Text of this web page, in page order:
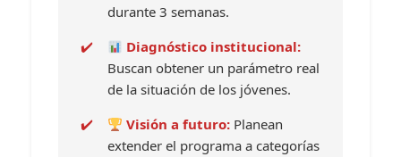
durante 3 semanas.
Diagnóstico institucional:
Buscan obtener un parámetro real
de la situación de los jóvenes.
Visión a futuro: Planean
extender el programa a categorías